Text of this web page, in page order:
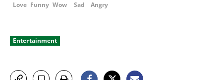
Love Funny Wow
Sad
Angry
Entertainment